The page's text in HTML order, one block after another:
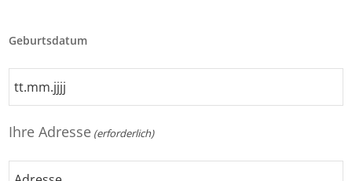
Adresse
Geburtsdatum
TT
Punkt
MM
JJJJ
Ihre Adresse (erforderlich)